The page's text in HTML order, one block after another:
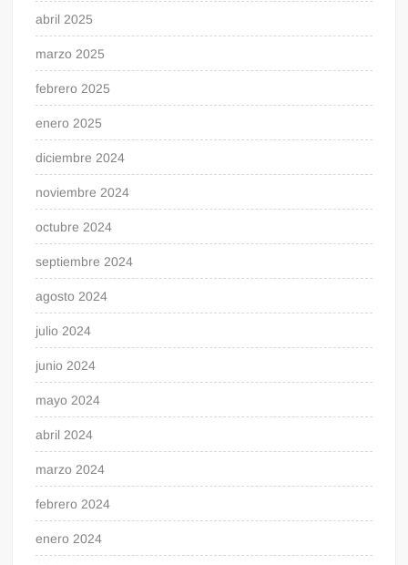
abril 2025
marzo 2025
febrero 2025
enero 2025
diciembre 2024
noviembre 2024
octubre 2024
septiembre 2024
agosto 2024
julio 2024
junio 2024
mayo 2024
abril 2024
marzo 2024
febrero 2024
enero 2024